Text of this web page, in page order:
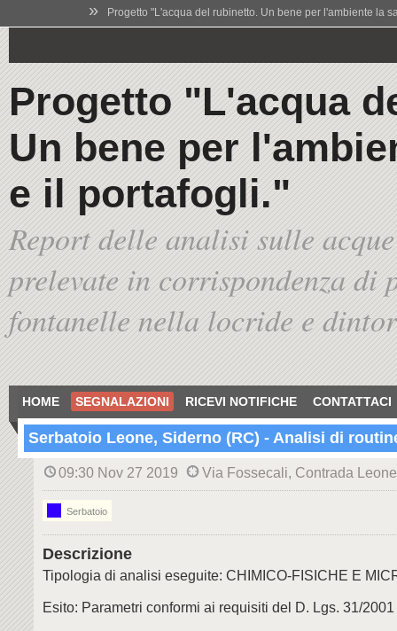
» Progetto "L'acqua del rubinetto. Un bene per l'ambiente la
Progetto "L'acqua
Un bene per
e il portafogli."
Report delle analisi sulle
prelevate in corrispondenza di
fontanelle nella locride e
HOME SEGNALAZIONI RICEVI NOTIFICHE CONTATTACI
Serbatoio Leone, Siderno (RC) - Analisi di
09:30 Nov 27 2019 Via Fossecali, Contrada
Serbatoio
Descrizione
Tipologia di analisi eseguite: CHIMICO-FISICHE E
Esito: Parametri conformi ai requisiti del D. Lgs. 31/2001